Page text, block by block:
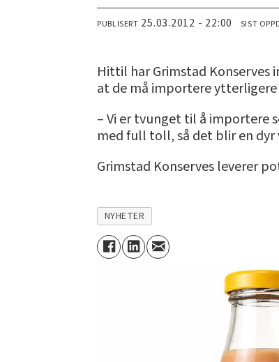
PUBLISERT 25.03.2012 - 22:00 SIST
Hittil har Grimstad
at de må importere
– Vi er tvunget til å importere
med full toll, så det blir en dyr
Grimstad Konserves leverer
NYHETER